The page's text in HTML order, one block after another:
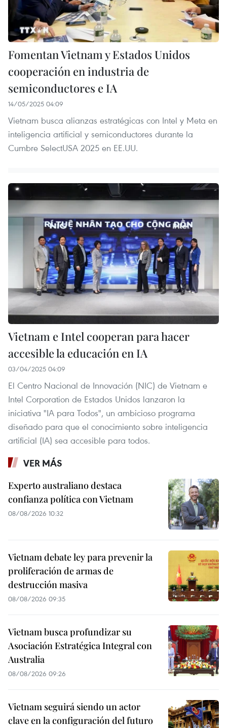
Fomentan Vietnam y Estados Unidos
cooperación en industria de
semiconductores e IA
14/05/2025 04:09
Vietnam busca alianzas estratégicas con Intel y Meta en
inteligencia artificial y semiconductores durante la
Cumbre SelectUSA 2025 en EE.UU.
Vietnam e Intel cooperan para hacer
accesible la educación en IA
03/04/2025 04:09
El Centro Nacional de Innovación (NIC) de Vietnam e
Intel Corporation de Estados Unidos lanzaron la
iniciativa "IA para Todos", un ambicioso programa
diseñado para que el conocimiento sobre inteligencia
artificial (IA) sea accesible para todos.
VER MÁS
Experto australiano destaca
confianza política con Vietnam
08/08/2026 10:32
Vietnam debate ley para prevenir la
proliferación de armas de
destrucción masiva
08/08/2026 09:35
Vietnam busca profundizar su
Asociación Estratégica Integral con
Australia
08/08/2026 09:26
Vietnam seguirá siendo un actor
clave en la configuración del futuro